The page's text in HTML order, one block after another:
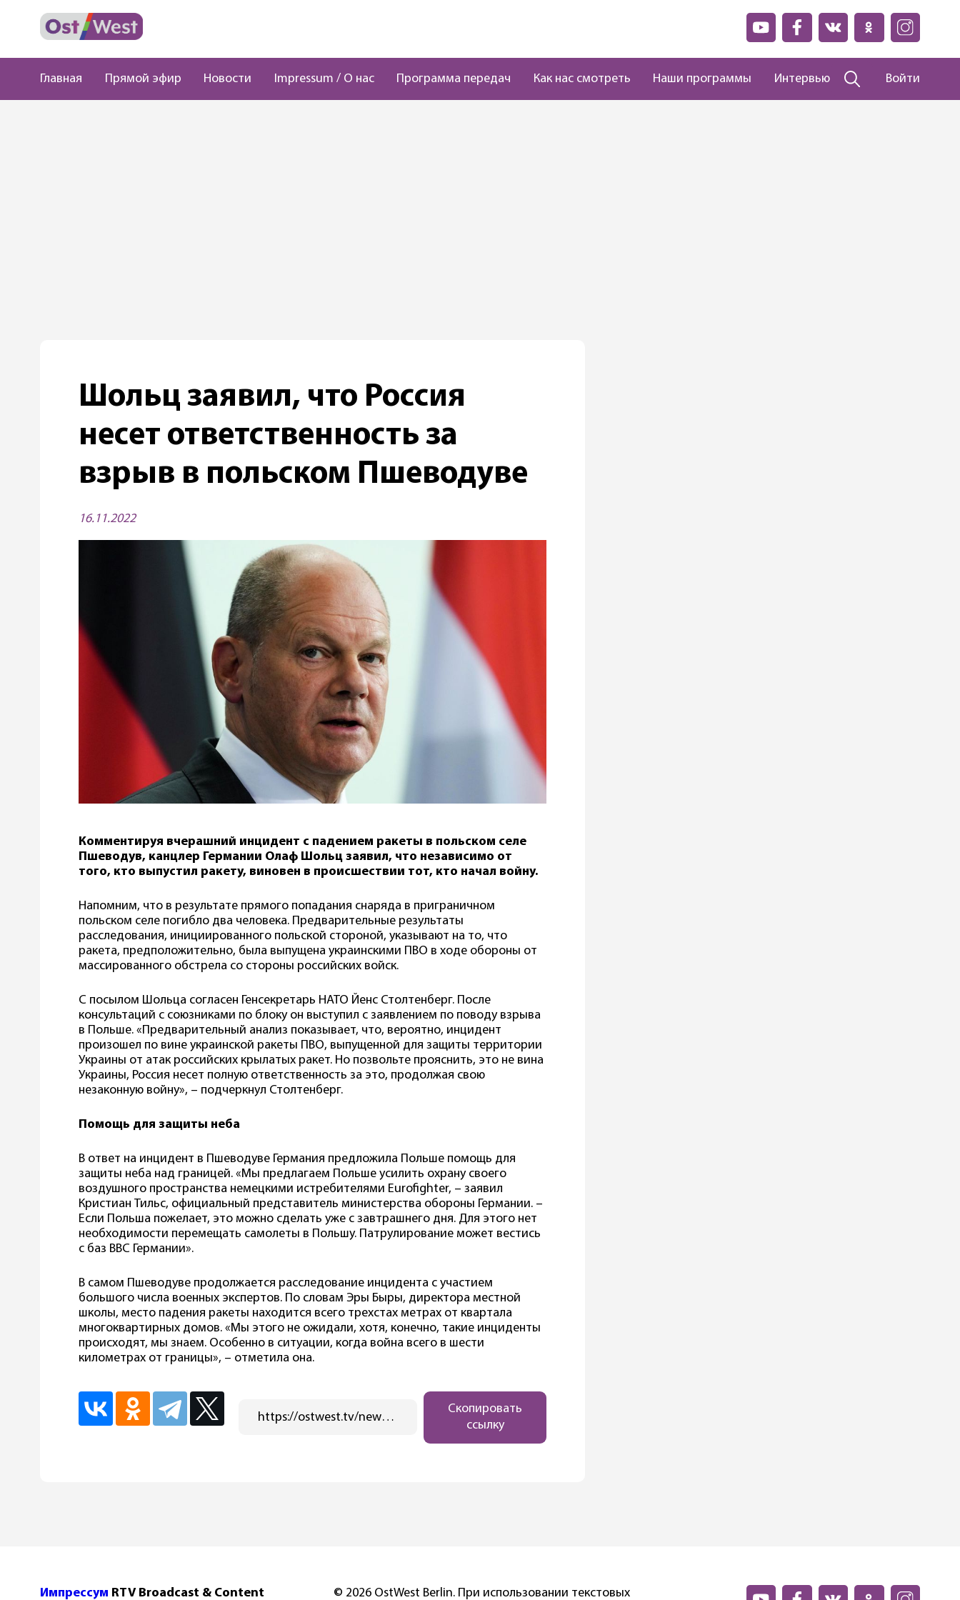
Главная Прямой эфир Новости Impressum / О нас Программа передач Как нас смотреть Наши программы Интервью Войти
Шольц заявил, что Россия
несет ответственность за
взрыв в польском Пшеводуве
16.11.2022
Комментируя вчерашний инцидент с падением ракеты в польском селе
Пшеводув, канцлер Германии Олаф Шольц заявил, что независимо от
того, кто выпустил ракету, виновен в происшествии тот, кто начал войну.
Напомним, что в результате прямого попадания снаряда в приграничном
польском селе погибло два человека. Предварительные результаты
расследования, инициированного польской стороной, указывают на то, что
ракета, предположительно, была выпущена украинскими ПВО в ходе обороны от
массированного обстрела со стороны российских войск.
С посылом Шольца согласен Генсекретарь НАТО Йенс Столтенберг. После
консультаций с союзниками по блоку он выступил с заявлением по поводу взрыва
в Польше. «Предварительный анализ показывает, что, вероятно, инцидент
произошел по вине украинской ракеты ПВО, выпущенной для защиты территории
Украины от атак российских крылатых ракет. Но позвольте прояснить, это не вина
Украины, Россия несет полную ответственность за это, продолжая свою
незаконную войну», – подчеркнул Столтенберг.
Помощь для защиты неба
В ответ на инцидент в Пшеводуве Германия предложила Польше помощь для
защиты неба над границей. «Мы предлагаем Польше усилить охрану своего
воздушного пространства немецкими истребителями Eurofighter, – заявил
Кристиан Тильс, официальный представитель министерства обороны Германии. –
Если Польша пожелает, это можно сделать уже с завтрашнего дня. Для этого нет
необходимости перемещать самолеты в Польшу. Патрулирование может вестись
с баз ВВС Германии».
В самом Пшеводуве продолжается расследование инцидента с участием
большого числа военных экспертов. По словам Эры Быры, директора местной
школы, место падения ракеты находится всего трехстах метрах от квартала
многоквартирных домов. «Мы этого не ожидали, хотя, конечно, такие инциденты
происходят, мы знаем. Особенно в ситуации, когда война всего в шести
километрах от границы», – отметила она.
https://ostwest.tv/news/prezident-polshi-zayavil-chto-veroyatnee-vsego-upavshie-rakety-byli-vypushheny-ukrainskoj-pvo/
Скопировать
ссылку
Импрессум RTV Broadcast & Content © 2026 OstWest Berlin. При использовании текстовых